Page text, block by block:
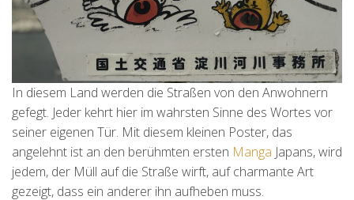
In diesem Land werden die Straßen von den Anwohnern
gefegt. Jeder kehrt hier im wahrsten Sinne des Wortes vor
seiner eigenen Tür. Mit diesem kleinen Poster, das
angelehnt ist an den berühmten ersten Manga Japans, wird
jedem, der Müll auf die Straße wirft, auf charmante Art
gezeigt, dass ein anderer ihn aufheben muss.